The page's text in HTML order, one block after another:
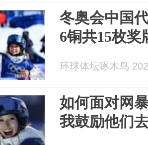
冬奥会中国
6铜共15枚奖
环球体坛啄木鸟
如何面对网
我鼓励他们